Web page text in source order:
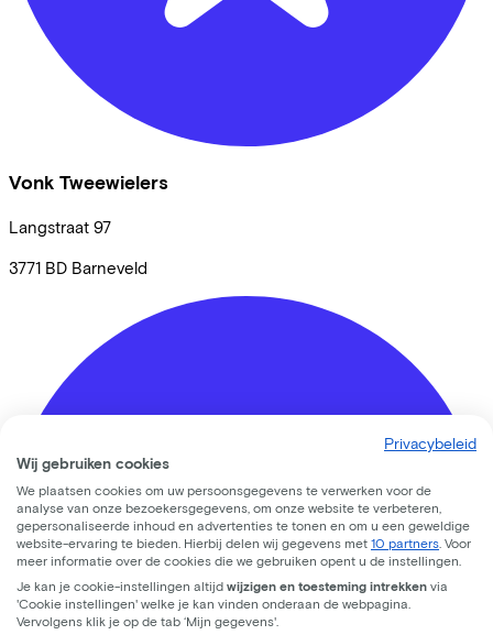
Vonk Tweewielers
Langstraat 97
3771 BD Barneveld
Privacybeleid
Wij gebruiken cookies
We plaatsen cookies om uw persoonsgegevens te verwerken voor de
analyse van onze bezoekersgegevens, om onze website te verbeteren,
gepersonaliseerde inhoud en advertenties te tonen en om u een geweldige
website-ervaring te bieden. Hierbij delen wij gegevens met 10 partners . Voor
meer informatie over de cookies die we gebruiken opent u de instellingen.
Je kan je cookie-instellingen altijd wijzigen en toesteming intrekken via
'Cookie instellingen' welke je kan vinden onderaan de webpagina.
Vervolgens klik je op de tab ‘Mijn gegevens'.